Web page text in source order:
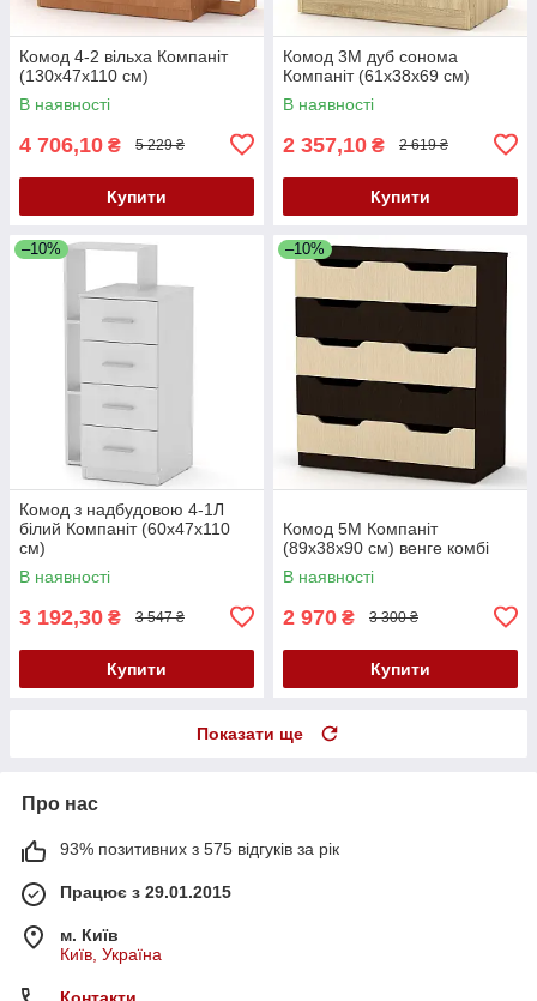
Комод 4-2 вільха Компаніт
(130х47х110 см)
В наявності
4 706,10 ₴ 5 229 ₴
Купити
Комод 3М дуб сонома
Компаніт (61х38х69 см)
В наявності
2 357,10 ₴ 2 619 ₴
Купити
–10%
Комод з надбудовою 4-1Л
білий Компаніт (60х47х110
см)
В наявності
3 192,30 ₴ 3 547 ₴
Купити
–10%
Комод 5М Компаніт
(89х38х90 см) венге комбі
В наявності
2 970 ₴ 3 300 ₴
Купити
Показати ще
Про нас
93% позитивних з 575 відгуків за рік
Працює з 29.01.2015
м. Київ
Київ, Україна